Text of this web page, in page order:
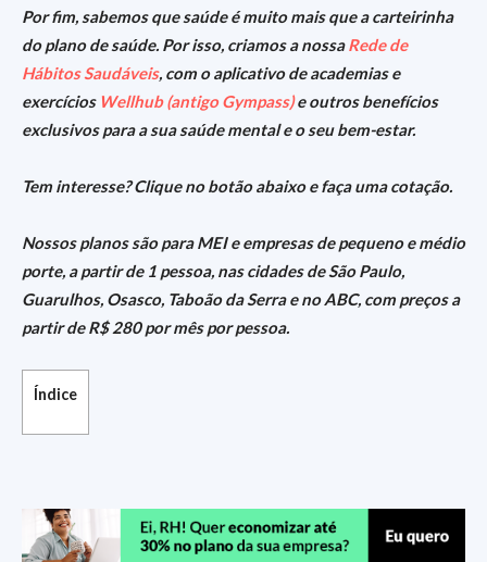
Por fim, sabemos que saúde é muito mais que a carteirinha
do plano de saúde. Por isso, criamos a nossaRede de
Hábitos Saudáveis, com o aplicativo de academias e
exercícios Wellhub (antigo Gympass)e outros benefícios
exclusivos para a sua saúde mental e o seu bem-estar.
Tem interesse? Clique no botão abaixo e faça uma cotação.
Nossos planos são para MEI e empresas de pequeno e médio
porte, a partir de 1 pessoa, nas cidades de São Paulo,
Guarulhos, Osasco, Taboão da Serra e no ABC, com preços a
partir de R$ 280 por mês por pessoa.
Índice